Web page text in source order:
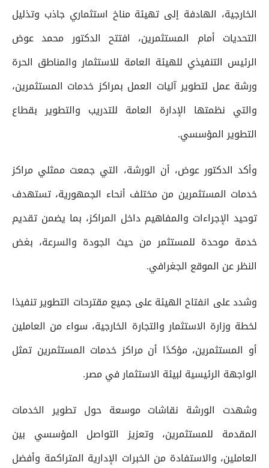
الخارجية، الهادفة إلى تهيئة مناخ استثماري جاذب وتذليل
التحديات أمام المستثمرين، افتتح الدكتور محمد عوض
الرئيس التنفيذي للهيئة العامة للاستثمار والمناطق الحرة
ورشة عمل لتطوير آليات العمل بمراكز خدمات المستثمرين،
والتي نظمتها الإدارة العامة للتدريب والتطوير بقطاع
التطوير المؤسسي.
وأكد الدكتور عوض، أن الورشة، التي جمعت ممثلي مراكز
خدمات المستثمرين من مختلف أنحاء الجمهورية، تستهدف
توحيد الإجراءات والمفاهيم داخل المراكز، بما يضمن تقديم
خدمة موحدة للمستثمر من حيث الجودة والسرعة، بغض
النظر عن الموقع الجغرافي.
وشدد على انفتاح الهيئة على جميع مقترحات التطوير تنفيذا
لخطة وزارة الاستثمار والتجارة الخارجية، سواء من العاملين
أو المستثمرين، مؤكدًا أن مراكز خدمات المستثمرين تمثل
الواجهة الرئيسية لبيئة الاستثمار في مصر.
وشهدت الورشة نقاشات موسعة حول تطوير الخدمات
المقدمة للمستثمرين، وتعزيز التواصل المؤسسي بين
العاملين، والاستفادة من الخبرات الإدارية المتراكمة وأفضل